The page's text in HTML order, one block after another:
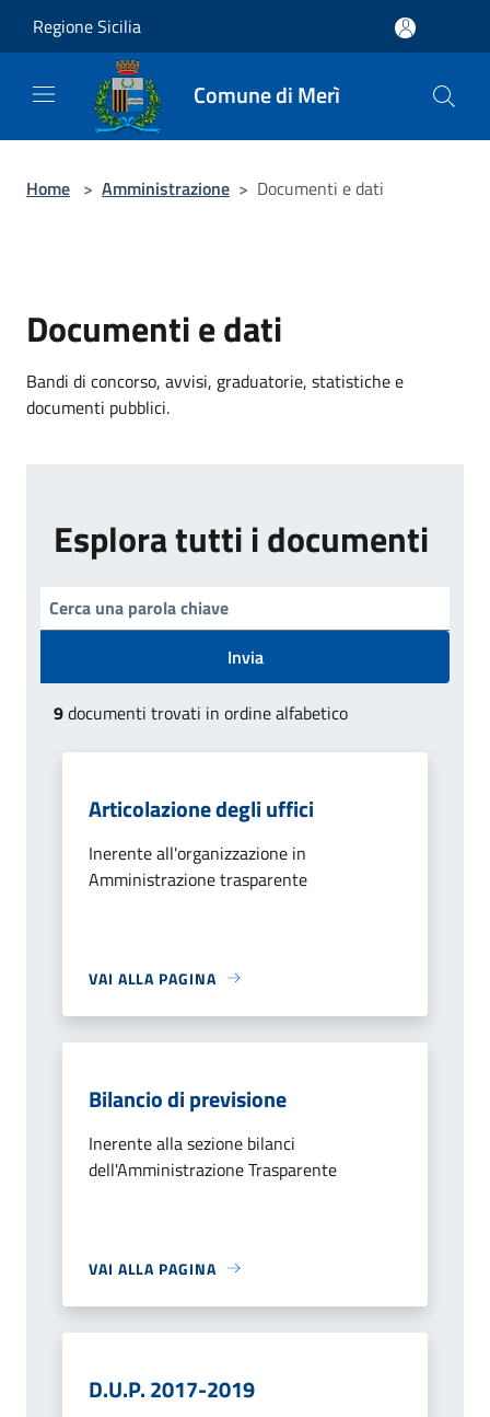
Regione Sicilia
Comune di Merì
Home > Amministrazione > Documenti e dati
Documenti e dati
Bandi di concorso, avvisi, graduatorie, statistiche e
documenti pubblici.
Esplora tutti i documenti
Invia
9documenti trovati in ordine alfabetico
Articolazione degli uffici
Inerente all'organizzazione in
Amministrazione trasparente
VAI ALLA PAGINA
Bilancio di previsione
Inerente alla sezione bilanci
dell'Amministrazione Trasparente
VAI ALLA PAGINA
D.U.P. 2017-2019